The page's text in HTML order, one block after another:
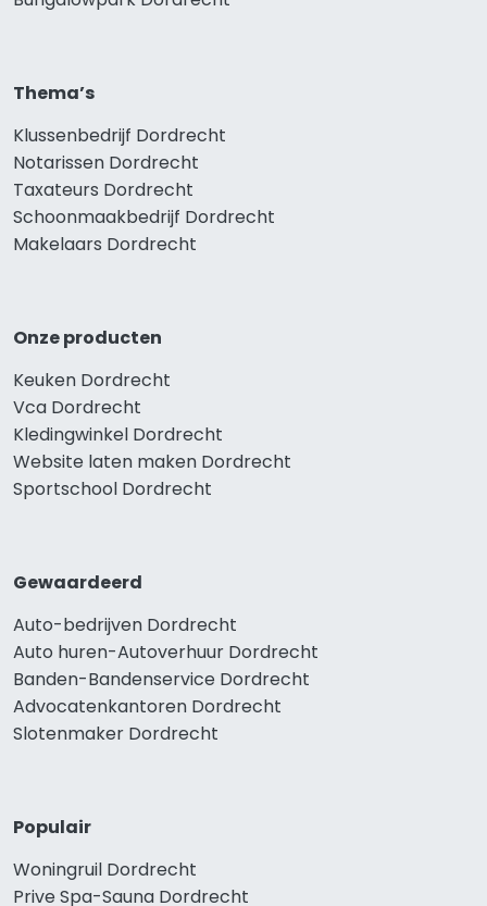
Thema’s
Klussenbedrijf Dordrecht
Notarissen Dordrecht
Taxateurs Dordrecht
Schoonmaakbedrijf Dordrecht
Makelaars Dordrecht
Onze producten
Keuken Dordrecht
Vca Dordrecht
Kledingwinkel Dordrecht
Website laten maken Dordrecht
Sportschool Dordrecht
Gewaardeerd
Auto-bedrijven Dordrecht
Auto huren-Autoverhuur Dordrecht
Banden-Bandenservice Dordrecht
Advocatenkantoren Dordrecht
Slotenmaker Dordrecht
Populair
Woningruil Dordrecht
Prive Spa-Sauna Dordrecht